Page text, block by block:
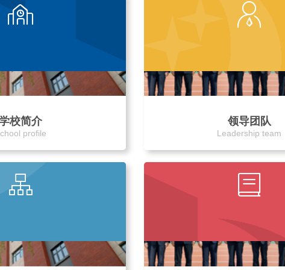
校简介
profile
领导团队
Leadership team